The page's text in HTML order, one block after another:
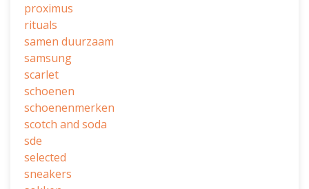
proximus
rituals
samen duurzaam
samsung
scarlet
schoenen
schoenenmerken
scotch and soda
sde
selected
sneakers